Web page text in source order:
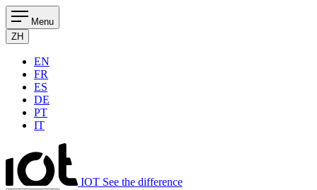
Menu
ZH
EN
FR
ES
DE
PT
IT
IOT See the difference